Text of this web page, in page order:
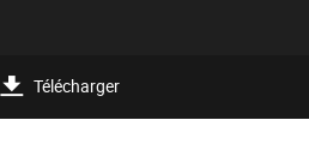
Télécharger